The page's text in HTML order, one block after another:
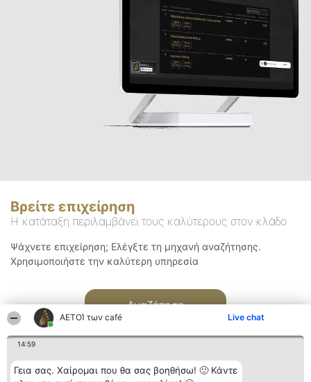
ΑΕΤΟΊ των café Live chat
14:59
Γεια σας. Χαίρομαι που θα σας βοηθήσω! 🙂 Κάντε
Βρείτε επιχείρηση
Η κατάταξη περιλαμβάνει τους καλύτερους στον κλάδο
Ψάχνετε επιχείρηση; Ελέγξτε τη μηχανή αναζήτησης.
Χρησιμοποιήστε την καλύτερη υπηρεσία
Αναζήτηση